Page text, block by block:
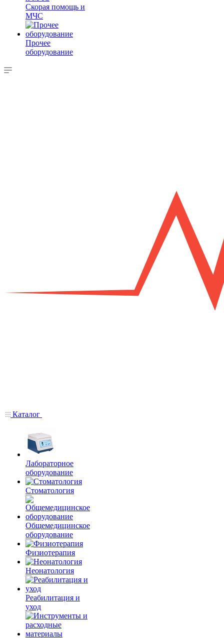
Скорая помощь и
МЧС
Прочее
оборудование
Каталог
Лабораторное
оборудование
Стоматология
Общемедицинское
оборудование
Физиотерапия
Неонатология
Реабилитация и
уход